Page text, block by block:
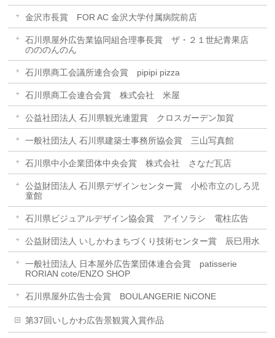
金沢市長賞 FOR AC 金沢大学付属病院前店
石川県屋外広告業協同組合理事長賞 ザ・２１世紀青果店
のののんのん
石川県商工会議所連合会賞 pipipi pizza
石川県商工会連合会賞 株式会社 米屋
公益社団法人 石川県観光連盟賞 クロスガーデン加賀
一般社団法人 石川県建築士事務所協会賞 三山写真館
石川県中小企業団体中央会賞 株式会社 さなだ瓦店
公益財団法人 石川県デザインセンター賞 小松市立のしろ児
童館
石川県ビジュアルデザイン協会賞 アイソラシ 電柱広告
公益財団法人 いしかわまちづくり技術センター賞 辰巳用水
一般社団法人 日本屋外広告業団体連合会賞 patisserie
RORIAN cote/ENZO SHOP
石川県屋外広告士会賞 BOULANGERIE NiCONE
第37回いしかわ広告景観賞入賞作品